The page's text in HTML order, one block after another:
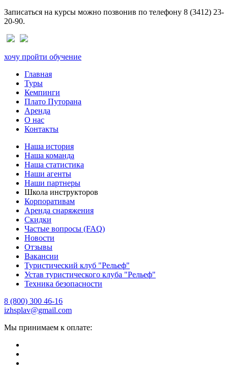
Записаться на курсы можно позвонив по телефону 8 (3412) 23-
20-90.
хочу пройти обучение
Главная
Туры
Кемпинги
Плато Путорана
Аренда
О нас
Контакты
Наша история
Наша команда
Наша статистика
Наши агенты
Наши партнеры
Школа инструкторов
Корпоративам
Аренда снаряжения
Скидки
Частые вопросы (FAQ)
Новости
Отзывы
Вакансии
Туристический клуб "Рельеф"
Устав туристического клуба "Рельеф"
Техника безопасности
8 (800) 300 46-16
izhsplav@gmail.com
Мы принимаем к оплате: